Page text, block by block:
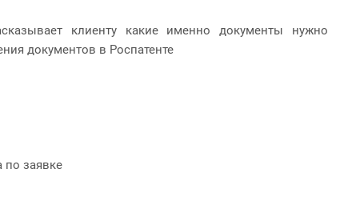
клиенту какие именно документы нужно
документов в Роспатенте
по заявке